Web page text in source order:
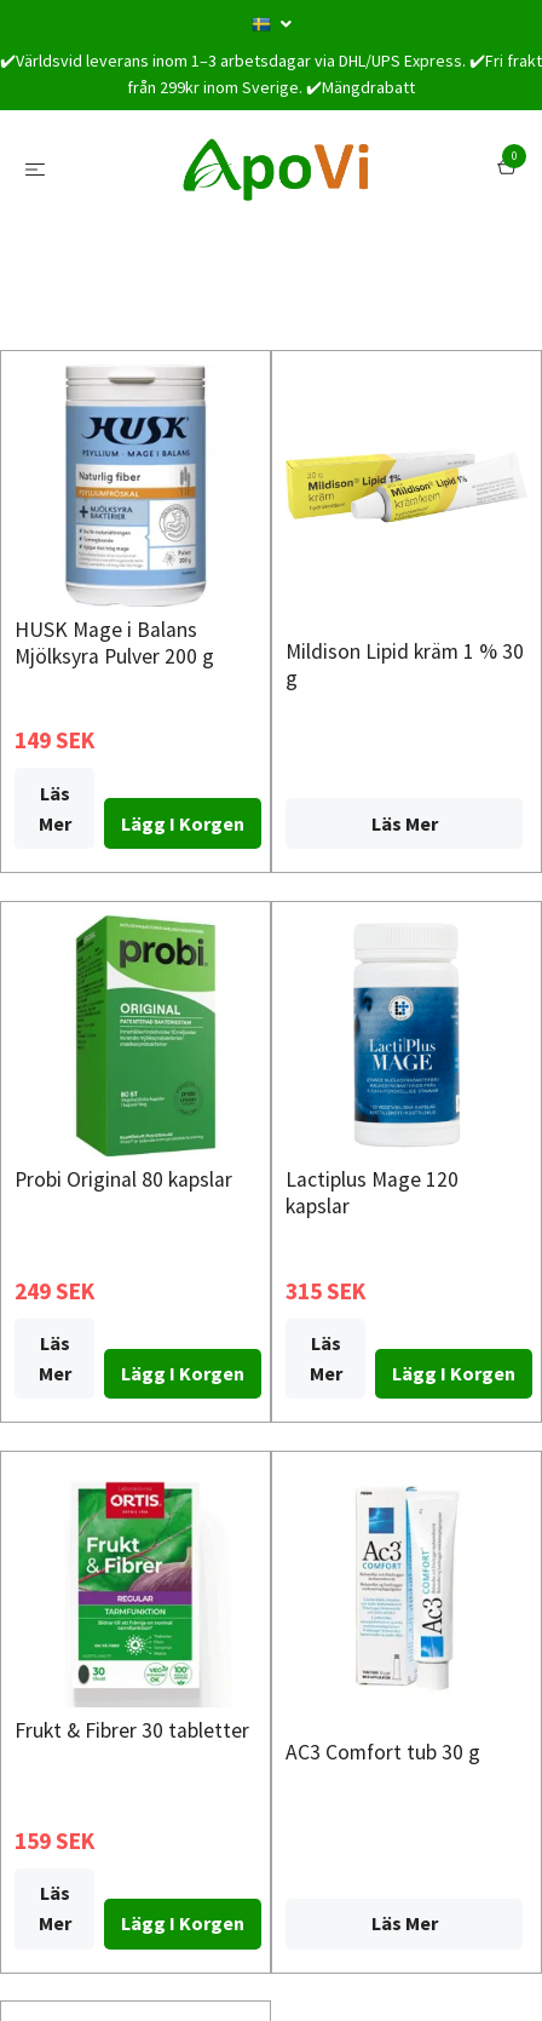
✔️Världsvid leverans inom 1–3 arbetsdagar via DHL/UPS Express. ✔️Fri frakt
från 299kr inom Sverige. ✔️Mängdrabatt
0
HUSK Mage i Balans
Mjölksyra Pulver 200 g
149 SEK
Läs
Mer
Mildison Lipid kräm 1 % 30
g
Läs Mer
Probi Original 80 kapslar
249 SEK
Läs
Mer
Lactiplus Mage 120
kapslar
315 SEK
Läs
Mer
Frukt & Fibrer 30 tabletter
159 SEK
Läs
Mer
AC3 Comfort tub 30 g
Läs Mer